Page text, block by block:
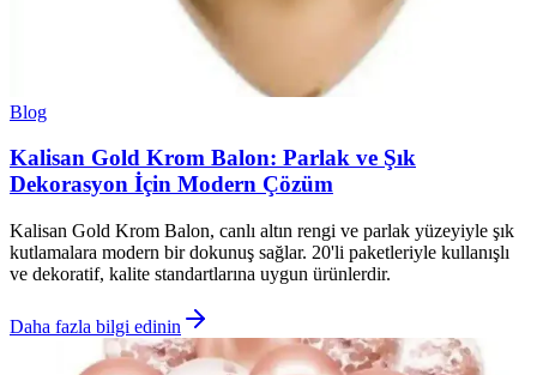
Blog
Kalisan Gold Krom Balon: Parlak ve Şık
Dekorasyon İçin Modern Çözüm
Kalisan Gold Krom Balon, canlı altın rengi ve parlak yüzeyiyle şık
kutlamalara modern bir dokunuş sağlar. 20'li paketleriyle kullanışlı
ve dekoratif, kalite standartlarına uygun ürünlerdir.
Daha fazla bilgi edinin